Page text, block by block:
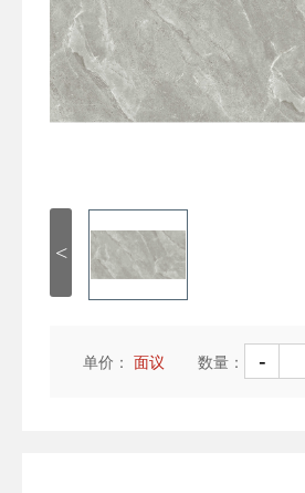
<
单价： 面议 数量：